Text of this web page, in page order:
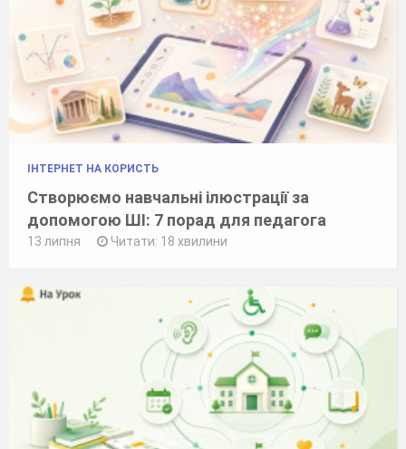
ІНТЕРНЕТ НА КОРИСТЬ
Створюємо навчальні ілюстрації за
допомогою ШІ: 7 порад для педагога
13 липня Читати: 18 хвилини